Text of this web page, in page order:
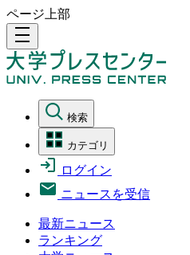
ページ上部
density_medium
検索
カテゴリ
ログイン
ニュースを受信
最新ニュース
ランキング